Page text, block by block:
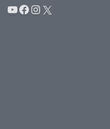
YouTube
Facebook
Instagram
X